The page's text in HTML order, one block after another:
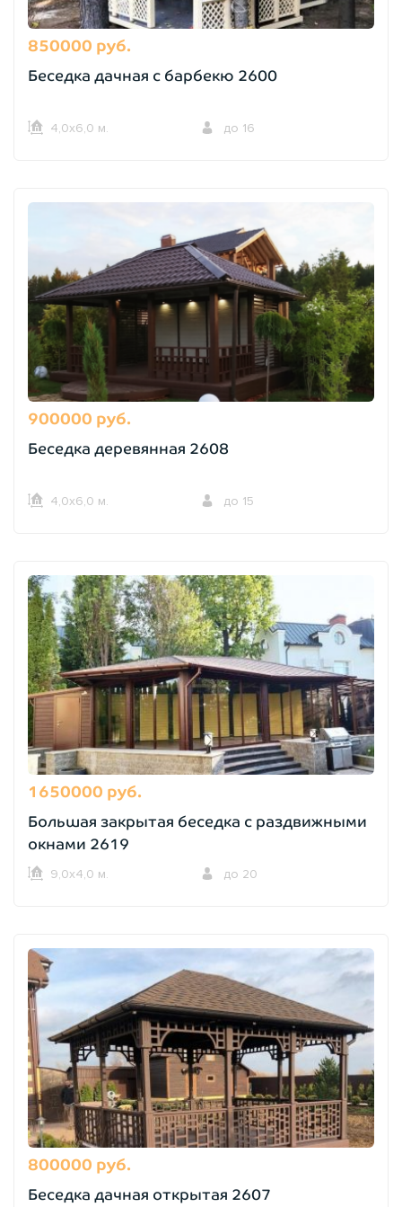
850000 руб.
Беседка дачная с барбекю 2600
4,0х6,0 м. до 16
900000 руб.
Беседка деревянная 2608
4,0х6,0 м. до 15
1650000 руб.
Большая закрытая беседка с раздвижными
окнами 2619
9,0х4,0 м. до 20
800000 руб.
Беседка дачная открытая 2607